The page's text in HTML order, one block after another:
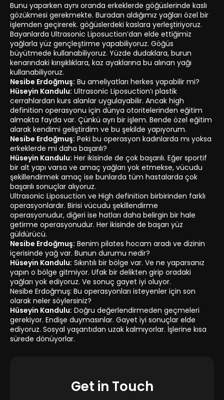
Bunu yaparken aynı oranda erkeklerde göğüslerinde kaslı
gözükmesi gerekmekte. Buradan aldığımız yağları özel bir
işlemden geçirerek. göğüslerdeki kaslara yerleştiriyoruz.
Bayanlarda Ultrasonic Liposuction’dan elde ettiğimiz
yağlarla yüz gençleştirme yapabiliyoruz. Göğüs
büyütmede kullanabiliyoruz. Yüzde dudaklara, burun
kenarındaki kırışıklıklara, kaz ayaklarına bu alınan yağı
kullanabiliyoruz.
Nesibe Erdoğmuş: Bu ameliyatları herkes yapabilir mi?
Hüseyin Kandulu: Ultrasonic Liposuction’ı plastik
cerrahlardan kurs alanlar uygulayabilir. Ancak high
definition operasyonu için dünya otoritelerinden eğitim
almakta fayda var. Çünkü ayrı bir işlem. Bende özel eğitim
alarak kendimi geliştirdim ve bu şekilde yapıyorum.
Nesibe Erdoğmuş: Peki bu operasyon kadınlarda mı yoksa
erkeklerde mi daha başarılı?
Hüseyin Kandulu: Her ikisinde de çok başarılı. Eğer sportif
bir alt yapı varsa ve amaç yağları yok etmekse, vücudu
şekillendirmek amaç ise bunlarda tüm hastalarda çok
başarılı sonuçlar alıyoruz.
Ultrasonic Liposuction ve High definition birbirinden farklı
operasyonlardır. Birisi vücudu şekillendirme
operasyonudur, diğeri ise hatları daha belirgin bir hale
getirme operasyonudur. Her ikisinde de başarı yüz
güldürücü.
Nesibe Erdoğmuş: Benim pilates hocam aradı ve dizinin
içerisinde yağ var. Bunun durumu nedir?
Hüseyin Kandulu: Sıkıntılı bir bölge var. Ve ne yaparsanız
yapın o bölge gitmiyor. Ufak bir delikten girip oradaki
yağları yok ediyoruz. Ve sonuç gayet iyi oluyor.
Nesibe Erdoğmuş: Bu operasyonları isteyenler için son
olarak neler söylersiniz?
Hüseyin Kandulu: Doğru değerlendirmeden geçmeleri
gerekiyor. Endişe duymasınlar. Gayet iyi sonuçlar elde
ediyoruz. Sosyal yaşantıdan uzak kalmıyorlar. İşlerine kısa
sürede dönüyorlar.
Get in Touch